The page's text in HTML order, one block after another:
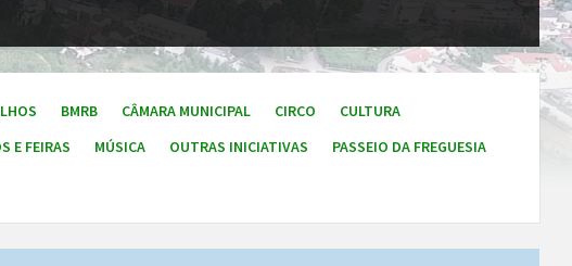
BMRB CÂMARA MUNICIPAL CIRCO
CULTURA
E FEIRAS MÚSICA OUTRAS INICIATIVAS
PASSEIO DA FREGUESIA